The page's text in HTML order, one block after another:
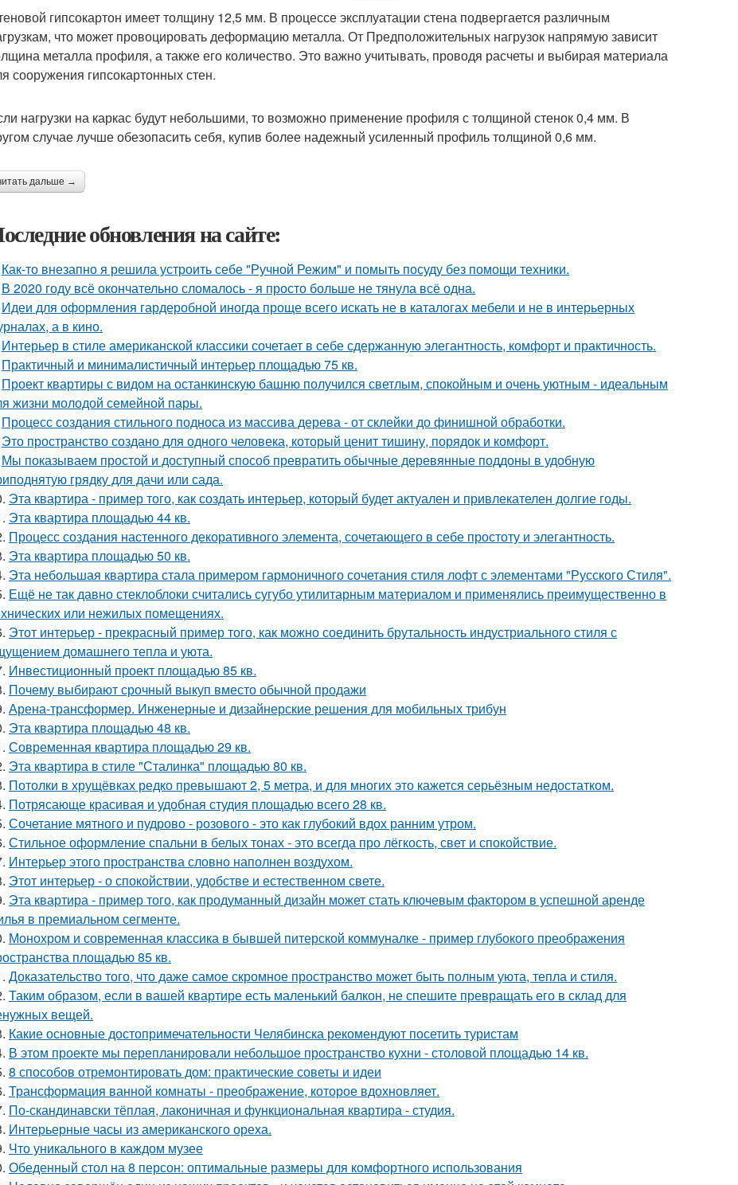
гипсокартон имеет толщину 12,5 мм. В процессе эксплуатации стена подвергается различным
что может провоцировать деформацию металла. От Предположительных нагрузок напрямую зависит
металла профиля, а также его количество. Это важно учитывать, проводя расчеты и выбирая материала
сооружения гипсокартонных стен.
нагрузки на каркас будут небольшими, то возможно применение профиля с толщиной стенок 0,4 мм. В
случае лучше обезопасить себя, купив более надежный усиленный профиль толщиной 0,6 мм.
дальше →
обновления на сайте:
Как-то внезапно я решила устроить себе "Ручной Режим" и помыть посуду без помощи техники.
В 2020 году всё окончательно сломалось - я просто больше не тянула всё одна.
Идеи для оформления гардеробной иногда проще всего искать не в каталогах мебели и не в интерьерных
а в кино.
Интерьер в стиле американской классики сочетает в себе сдержанную элегантность, комфорт и практичность.
Практичный и минималистичный интерьер площадью 75 кв.
Проект квартиры с видом на останкинскую башню получился светлым, спокойным и очень уютным - идеальным
жизни молодой семейной пары.
Процесс создания стильного подноса из массива дерева - от склейки до финишной обработки.
Это пространство создано для одного человека, который ценит тишину, порядок и комфорт.
Мы показываем простой и доступный способ превратить обычные деревянные поддоны в удобную
грядку для дачи или сада.
Эта квартира - пример того, как создать интерьер, который будет актуален и привлекателен долгие годы.
Эта квартира площадью 44 кв.
Процесс создания настенного декоративного элемента, сочетающего в себе простоту и элегантность.
Эта квартира площадью 50 кв.
Эта небольшая квартира стала примером гармоничного сочетания стиля лофт с элементами "Русского Стиля".
Ещё не так давно стеклоблоки считались сугубо утилитарным материалом и применялись преимущественно в
или нежилых помещениях.
Этот интерьер - прекрасный пример того, как можно соединить брутальность индустриального стиля с
домашнего тепла и уюта.
Инвестиционный проект площадью 85 кв.
Почему выбирают срочный выкуп вместо обычной продажи
Арена-трансформер. Инженерные и дизайнерские решения для мобильных трибун
Эта квартира площадью 48 кв.
Современная квартира площадью 29 кв.
Эта квартира в стиле "Сталинка" площадью 80 кв.
Потолки в хрущёвках редко превышают 2, 5 метра, и для многих это кажется серьёзным недостатком.
Потрясающе красивая и удобная студия площадью всего 28 кв.
Сочетание мятного и пудрово - розового - это как глубокий вдох ранним утром.
Стильное оформление спальни в белых тонах - это всегда про лёгкость, свет и спокойствие.
Интерьер этого пространства словно наполнен воздухом.
Этот интерьер - о спокойствии, удобстве и естественном свете.
Эта квартира - пример того, как продуманный дизайн может стать ключевым фактором в успешной аренде
в премиальном сегменте.
Монохром и современная классика в бывшей питерской коммуналке - пример глубокого преображения
площадью 85 кв.
Доказательство того, что даже самое скромное пространство может быть полным уюта, тепла и стиля.
Таким образом, если в вашей квартире есть маленький балкон, не спешите превращать его в склад для
вещей.
Какие основные достопримечательности Челябинска рекомендуют посетить туристам
В этом проекте мы перепланировали небольшое пространство кухни - столовой площадью 14 кв.
8 способов отремонтировать дом: практические советы и идеи
Трансформация ванной комнаты - преображение, которое вдохновляет.
По-скандинавски тёплая, лаконичная и функциональная квартира - студия.
Интерьерные часы из американского ореха.
Что уникального в каждом музее
Обеденный стол на 8 персон: оптимальные размеры для комфортного использования